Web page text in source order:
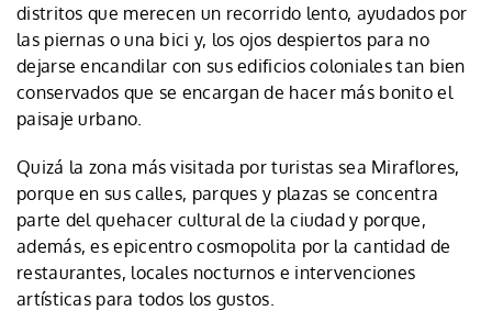
distritos que merecen un recorrido lento, ayudados por
las piernas o una bici y, los ojos despiertos para no
dejarse encandilar con sus edificios coloniales tan bien
conservados que se encargan de hacer más bonito el
paisaje urbano.
Quizá la zona más visitada por turistas sea Miraflores,
porque en sus calles, parques y plazas se concentra
parte del quehacer cultural de la ciudad y porque,
además, es epicentro cosmopolita por la cantidad de
restaurantes, locales nocturnos e intervenciones
artísticas para todos los gustos.